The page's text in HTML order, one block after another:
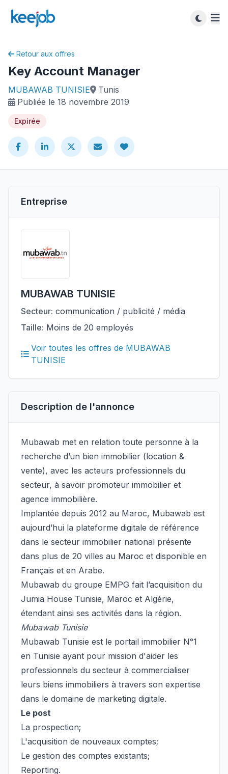
Retour aux offres
Key Account Manager
MUBAWAB TUNISIE
Tunis
Publiée le 18 novembre 2019
Expirée
Entreprise
MUBAWAB TUNISIE
Secteur: communication / publicité / média
Taille: Moins de 20 employés
Voir toutes les offres de MUBAWAB
TUNISIE
Description de l'annonce
Mubawab met en relation toute personne à la
recherche d’un bien immobilier (location &
vente), avec les acteurs professionnels du
secteur, à savoir promoteur immobilier et
agence immobilière.
Implantée depuis 2012 au Maroc, Mubawab est
aujourd’hui la plateforme digitale de référence
dans le secteur immobilier national présente
dans plus de 20 villes au Maroc et disponible en
Français et en Arabe.
Mubawab du groupe EMPG fait l’acquisition du
Jumia House Tunisie, Maroc et Algérie,
étendant ainsi ses activités dans la région.
Mubawab Tunisie
Mubawab Tunisie est le portail immobilier N°1
en Tunisie ayant pour mission d'aider les
professionnels du secteur à commercialiser
leurs biens immobiliers à travers son expertise
dans le domaine de marketing digitale.
Le post
La prospection;
L'acquisition de nouveaux comptes;
Le gestion des comptes existants;
Reporting.